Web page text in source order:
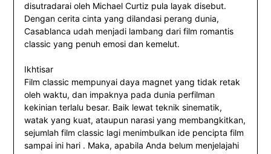
disutradarai oleh Michael Curtiz pula layak disebut.
Dengan cerita cinta yang dilandasi perang dunia,
Casablanca udah menjadi lambang dari film romantis
classic yang penuh emosi dan kemelut.
Ikhtisar
Film classic mempunyai daya magnet yang tidak retak
oleh waktu, dan impaknya pada dunia perfilman
kekinian terlalu besar. Baik lewat teknik sinematik,
watak yang kuat, ataupun narasi yang membangkitkan,
sejumlah film classic lagi menimbulkan ide pencipta film
sampai ini hari . Maka, apabila Anda belum menjelajahi